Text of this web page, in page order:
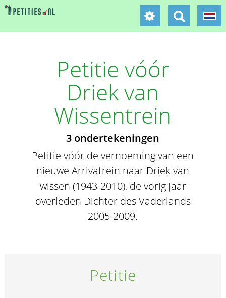
Petitie vóór
Driek van
Wissentrein
3 ondertekeningen
Petitie vóór de vernoeming van een
nieuwe Arrivatrein naar Driek van
wissen (1943-2010), de vorig jaar
overleden Dichter des Vaderlands
2005-2009.
Petitie